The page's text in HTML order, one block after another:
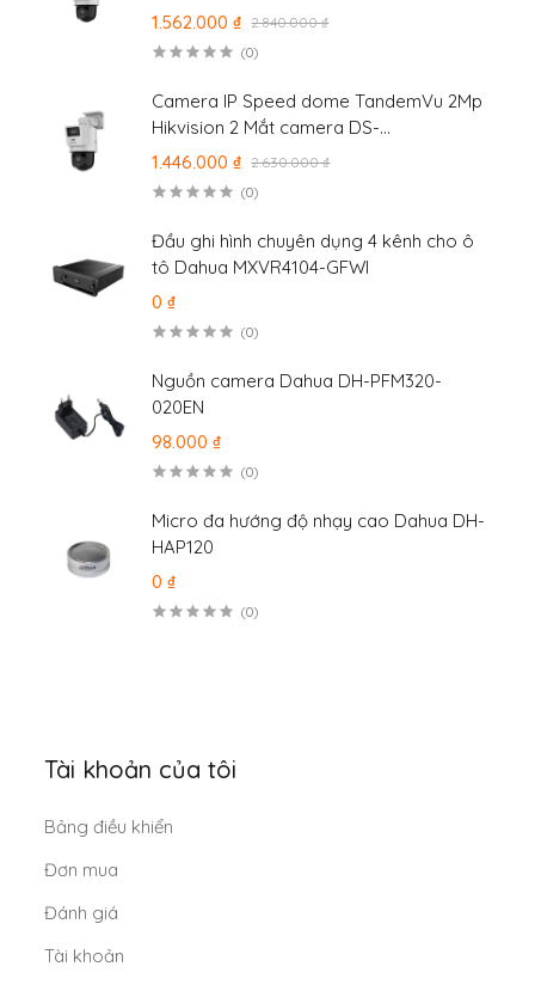
2SE2C400MWG-E/14
1.562.000 ₫ 2.840.000 ₫
(0)
Camera IP Speed dome TandemVu 2Mp
Hikvision 2 Mắt camera DS-
2SE2C200MWG-E/12
1.446.000 ₫ 2.630.000 ₫
(0)
Đầu ghi hình chuyên dụng 4 kênh cho ô
tô Dahua MXVR4104-GFWI
0 ₫
(0)
Nguồn camera Dahua DH-PFM320-
020EN
98.000 ₫
(0)
Micro đa hướng độ nhạy cao Dahua DH-
HAP120
0 ₫
(0)
Tài khoản của tôi
Bảng điều khiển
Đơn mua
Đánh giá
Tài khoản